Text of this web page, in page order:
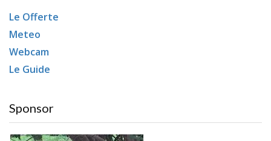
Le Offerte
Meteo
Webcam
Le Guide
Sponsor